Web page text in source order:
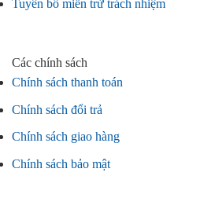
Tuyên bố miễn trừ trách nhiệm
Các chính sách
Chính sách thanh toán
Chính sách đổi trả
Chính sách giao hàng
Chính sách bảo mật